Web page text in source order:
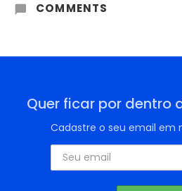
COMMENTS
Quer ficar por dentro
Cadastre o seu email em